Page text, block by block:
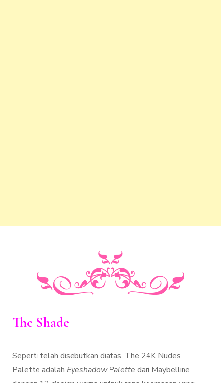
The Shade
Seperti telah disebutkan diatas, The 24K Nudes
Palette adalah Eyeshadow Palette dari Maybelline